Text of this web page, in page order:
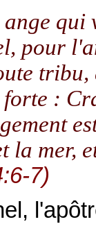
ange
pour
:
la mer,
7)